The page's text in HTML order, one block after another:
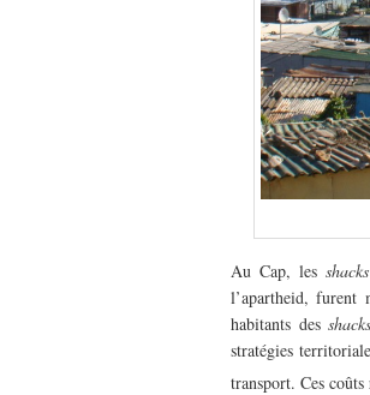
Au Cap, les shacks
l’apartheid, furent
habitants des shacks
stratégies
transport. Ces